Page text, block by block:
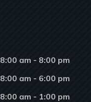
8:00 am - 8:00 pm
8:00 am - 6:00 pm
8:00 am - 1:00 pm